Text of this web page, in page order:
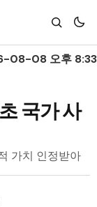
08-08 오후 8:33
국가 사
가치 인정받아